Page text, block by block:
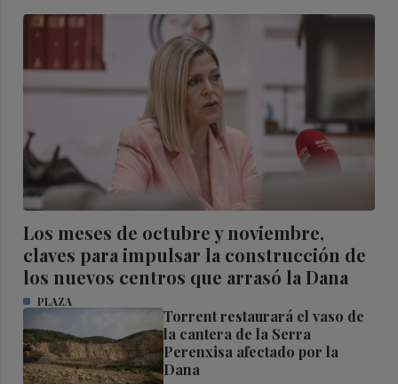
Los meses de octubre y noviembre,
claves para impulsar la construcción de
los nuevos centros que arrasó la Dana
PLAZA
Torrent restaurará el vaso de
la cantera de la Serra
Perenxisa afectado por la
Dana